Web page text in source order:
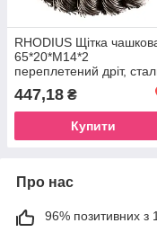
RHODIUS Щітка
65*20*M14*2
переплетений дріт,
447,18 ₴
Купити
Про нас
96% позитивних з